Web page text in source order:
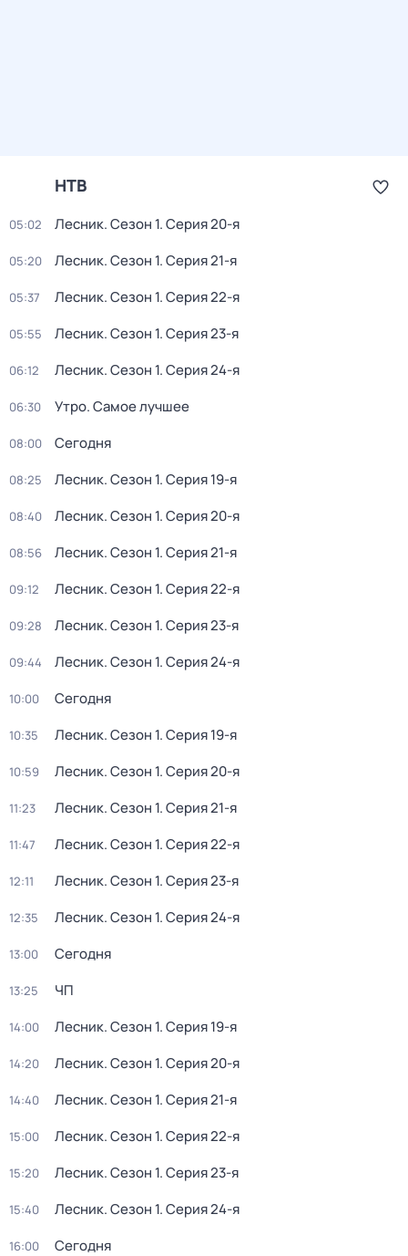
НТВ
05:02 Лесник. Сезон 1. Серия 20-я
05:20 Лесник. Сезон 1. Серия 21-я
05:37 Лесник. Сезон 1. Серия 22-я
05:55 Лесник. Сезон 1. Серия 23-я
06:12 Лесник. Сезон 1. Серия 24-я
06:30 Утро. Самое лучшее
08:00 Сегодня
08:25 Лесник. Сезон 1. Серия 19-я
08:40 Лесник. Сезон 1. Серия 20-я
08:56 Лесник. Сезон 1. Серия 21-я
09:12 Лесник. Сезон 1. Серия 22-я
09:28 Лесник. Сезон 1. Серия 23-я
09:44 Лесник. Сезон 1. Серия 24-я
10:00 Сегодня
10:35 Лесник. Сезон 1. Серия 19-я
10:59 Лесник. Сезон 1. Серия 20-я
11:23 Лесник. Сезон 1. Серия 21-я
11:47 Лесник. Сезон 1. Серия 22-я
12:11 Лесник. Сезон 1. Серия 23-я
12:35 Лесник. Сезон 1. Серия 24-я
13:00 Сегодня
13:25 ЧП
14:00 Лесник. Сезон 1. Серия 19-я
14:20 Лесник. Сезон 1. Серия 20-я
14:40 Лесник. Сезон 1. Серия 21-я
15:00 Лесник. Сезон 1. Серия 22-я
15:20 Лесник. Сезон 1. Серия 23-я
15:40 Лесник. Сезон 1. Серия 24-я
16:00 Сегодня